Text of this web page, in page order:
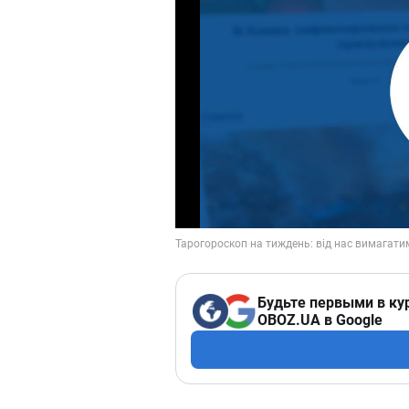
Будьте первыми в
OBOZ.UA в Google